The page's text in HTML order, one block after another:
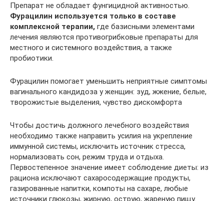
Препарат не обладает фунгицидной активностью.
Фурацилин используется только в составе
комплексной терапии, где базисными элементами
лечения являются противогрибковые препараты для
местного и системного воздействия, а также
пробиотики.
Фурацилин помогает уменьшить неприятные симптомы
вагинального кандидоза у женщин: зуд, жжение, белые,
творожистые выделения, чувство дискомфорта
Чтобы достичь должного лечебного воздействия
необходимо также направить усилия на укрепление
иммунной системы, исключить источник стресса,
нормализовать сон, режим труда и отдыха.
Первостепенное значение имеет соблюдение диеты: из
рациона исключают сахаросодержащие продукты,
газированные напитки, компоты на сахаре, любые
источники глюкозы, жирную, острую, жареную пищу.